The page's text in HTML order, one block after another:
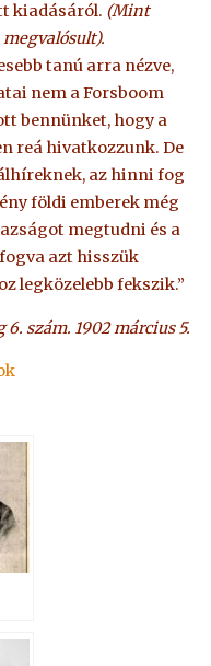
kiadásáról. (Mint
tanú arra nézve,
nem a Forsboom
bennünket, hogy a
reá hivatkozzunk. De
az hinni fog
földi emberek még
megtudni és a
azt hisszük
legközelebb fekszik.”
6. szám. 1902 március 5.